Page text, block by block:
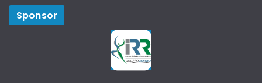
Sponsor